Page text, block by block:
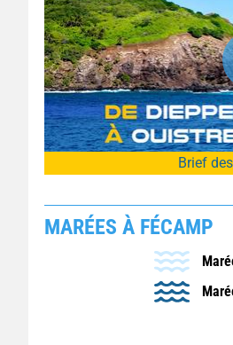
Brief
MARÉES À FÉCAMP